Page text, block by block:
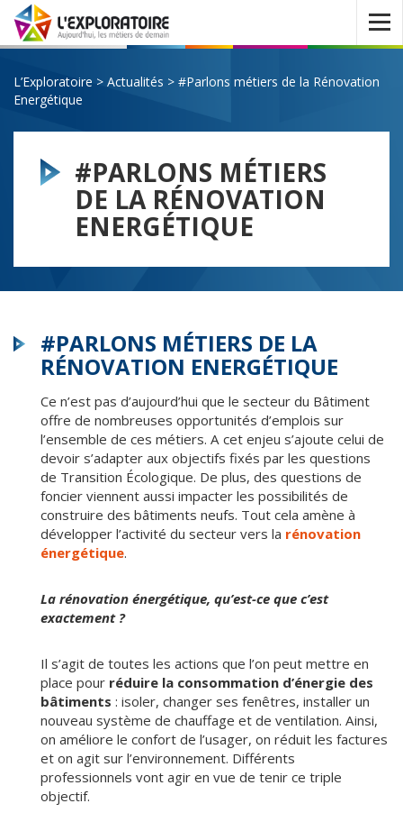
Ouvrir
le
menu
L’Exploratoire > Actualités > #Parlons métiers de la Rénovation
Energétique
#PARLONS MÉTIERS
DE LA RÉNOVATION
ENERGÉTIQUE
#PARLONS MÉTIERS DE LA
RÉNOVATION ENERGÉTIQUE
Ce n’est pas d’aujourd’hui que le secteur du Bâtiment
offre de nombreuses opportunités d’emplois sur
l’ensemble de ces métiers. A cet enjeu s’ajoute celui de
devoir s’adapter aux objectifs fixés par les questions
de Transition Écologique. De plus, des questions de
foncier viennent aussi impacter les possibilités de
construire des bâtiments neufs. Tout cela amène à
développer l’activité du secteur vers la rénovation
énergétique.
La rénovation énergétique, qu’est-ce que c’est
exactement ?
Il s’agit de toutes les actions que l’on peut mettre en
place pour réduire la consommation d’énergie des
bâtiments : isoler, changer ses fenêtres, installer un
nouveau système de chauffage et de ventilation. Ainsi,
on améliore le confort de l’usager, on réduit les factures
et on agit sur l’environnement. Différents
professionnels vont agir en vue de tenir ce triple
objectif.